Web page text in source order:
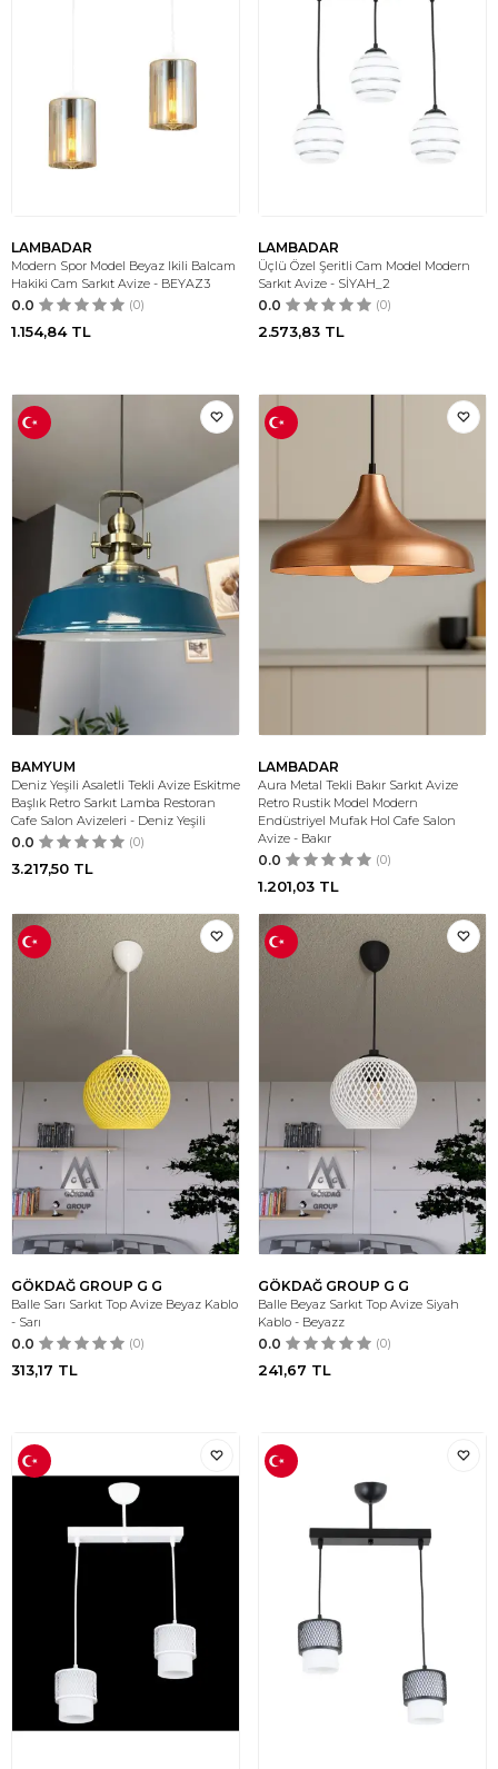
LAMBADAR
Modern Spor Model Beyaz Ikili Balcam
Hakiki Cam Sarkıt Avize - BEYAZ3
0.0 (0)
1.154,84TL
LAMBADAR
Üçlü Özel Şeritli Cam Model Modern
Sarkıt Avize - SİYAH_2
0.0 (0)
2.573,83 TL
BAMYUM
Deniz Yeşili Asaletli Tekli Avize Eskitme
Başlık Retro Sarkıt Lamba Restoran
Cafe Salon Avizeleri - Deniz Yeşili
0.0 (0)
3.217,50 TL
LAMBADAR
Aura Metal Tekli Bakır Sarkıt Avize
Retro Rustik Model Modern
Endüstriyel Mufak Hol Cafe Salon
Avize - Bakır
0.0 (0)
1.201,03 TL
GÖKDAĞ GROUP G G
Balle Sarı Sarkıt Top Avize Beyaz Kablo
- Sarı
0.0 (0)
313,17 TL
GÖKDAĞ GROUP G G
Balle Beyaz Sarkıt Top Avize Siyah
Kablo - Beyazz
0.0 (0)
241,67 TL